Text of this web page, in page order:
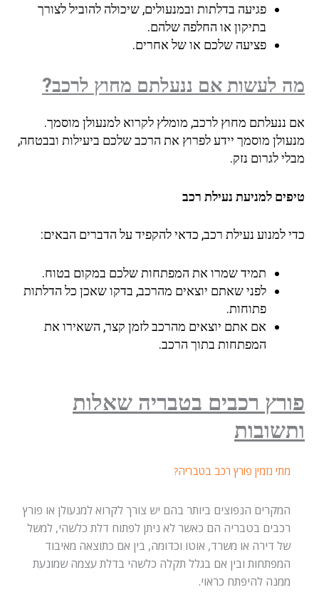
פגיעה בדלתות ובמנעולים, שיכולה להוביל לצורך
בתיקון או החלפה שלהם.
פציעה שלכם או של אחרים.
מה לעשות אם ננעלתם מחוץ לרכב?
אם ננעלתם מחוץ לרכב, מומלץ לקרוא למנעולן מוסמך.
מנעולן מוסמך יידע לפרוץ את הרכב שלכם ביעילות ובבטחה,
מבלי לגרום נזק.
טיפים למניעת נעילת רכב
כדי למנוע נעילת רכב, כדאי להקפיד על הדברים הבאים:
תמיד שמרו את המפתחות שלכם במקום בטוח.
לפני שאתם יוצאים מהרכב, בדקו שאכן כל הדלתות
פתוחות.
אם אתם יוצאים מהרכב לזמן קצר, השאירו את
המפתחות בתוך הרכב.
פורץ רכבים בטבריה שאלות
ותשובות
מתי נזמין פורץ רכב בטבריה?
המקרים הנפוצים ביותר בהם יש צורך לקרוא למנעולן או פורץ
רכבים בטבריה הם כאשר לא ניתן לפתוח דלת כלשהי, למשל
של דירה או משרד, אוטו וכדומה, בין אם כתוצאה מאיבוד
המפתחות ובין אם בגלל תקלה כלשהי בדלת עצמה שמונעת
ממנה להיפתח כראוי.